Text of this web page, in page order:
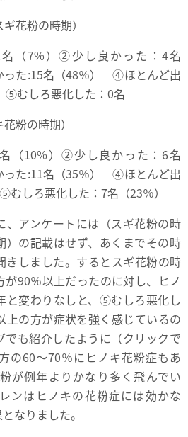
花粉の時期）
（7%）②少し良かった：4名
った:15名（48％） ④ほとんど出
⑤むしろ悪化した：0名
粉の時期）
（10%）②少し良かった：6名
った:11名（35％） ④ほとんど出
しろ悪化した：7名（23％）
、アンケートには（スギ花粉の時
）の記載はせず、あくまでその時
きしました。するとスギ花粉の時
90％以上だったのに対し、ヒノ
変わりなしと、⑤むしろ悪化し
上の方が症状を強く感じているの
でも紹介したように （クリックで
の60～70％にヒノキ花粉症もあ
が例年よりかなり多く飛んでい
ンはヒノキの花粉症には効かな
なりました。